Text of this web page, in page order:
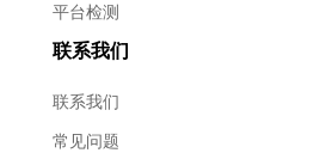
平台检测
联系我们
联系我们
常见问题